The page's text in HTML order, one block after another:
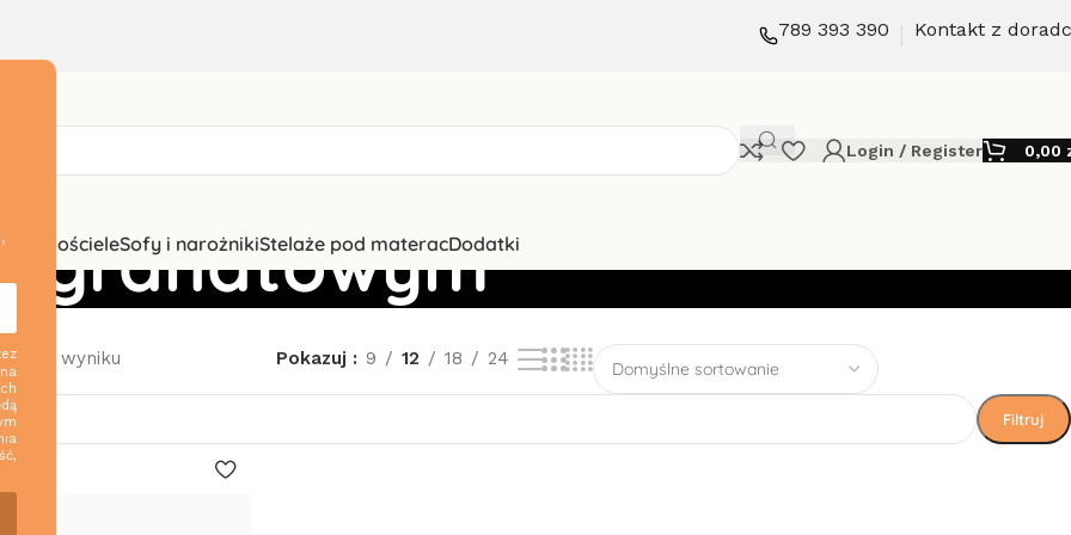
789 393 390 Kontakt z
Login / Register 0,00
i pościeleSofy i narożnikiStelaże pod materacDodatki
granatowym
wyniku Pokazuj 9 12 18 24
Filtruj